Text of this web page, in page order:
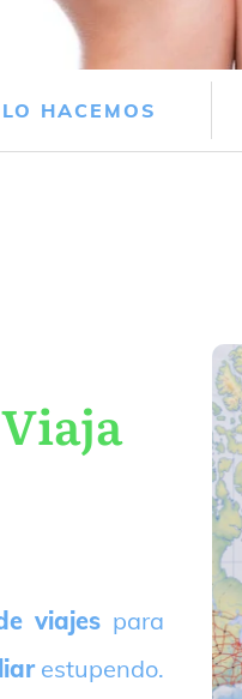
HACEMOS
viajes para
estupendo.